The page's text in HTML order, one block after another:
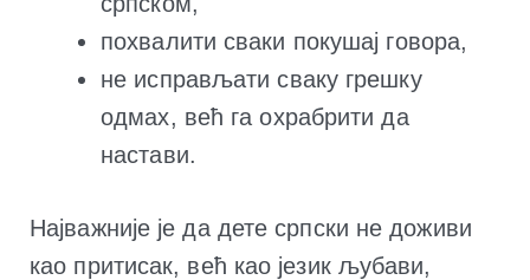
похвалити сваки покушај говора,
не исправљати сваку грешку
одмах, већ га охрабрити да
настави.
Најважније је да дете српски не доживи
као притисак, већ као језик љубави,